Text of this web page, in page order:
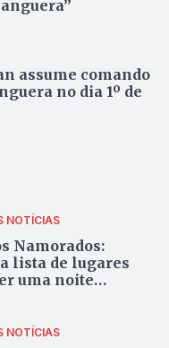
assume comando
no dia 1º de
NOTÍCIAS
Namorados:
lista de lugares
uma noite
NOTÍCIAS